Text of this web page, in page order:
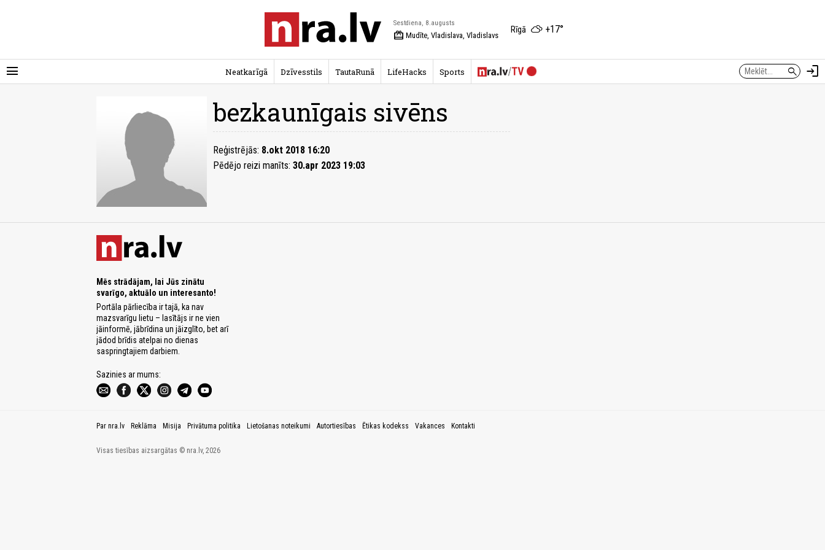
menu
Sestdiena, 8.augusts
redeem Mudīte, Vladislava, Vladislavs
Rīgā +17°
search login
Neatkarīgā Dzīvesstils TautaRunā LifeHacks Sports
bezkaunīgais sivēns
Reģistrējās: 8.okt 2018 16:20
Pēdējo reizi manīts: 30.apr 2023 19:03
Mēs strādājam, lai Jūs zinātu
svarīgo, aktuālo un interesanto!
Portāla pārliecība ir tajā, ka nav
mazsvarīgu lietu – lasītājs ir ne vien
jāinformē, jābrīdina un jāizglīto, bet arī
jādod brīdis atelpai no dienas
saspringtajiem darbiem.
Sazinies ar mums:
Par nra.lv Reklāma Misija Privātuma politika Lietošanas noteikumi Autortiesības Ētikas kodekss Vakances Kontakti
Visas tiesības aizsargātas © nra.lv, 2026